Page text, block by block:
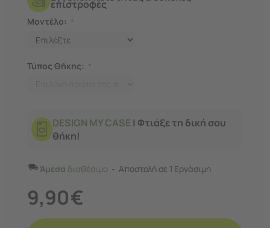
επιστροφές
Μοντέλο:
Τύπος Θήκης:
DESIGN MY CASE | Φτιάξε τη δική σου
θήκη!
Άμεσα διαθέσιμο Αποστολή σε 1 Εργάσιμη
9,90€